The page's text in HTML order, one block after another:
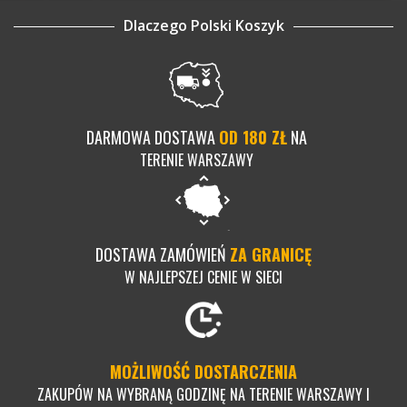
Dlaczego Polski Koszyk
DARMOWA DOSTAWAOD 180 ZŁNA
TERENIE WARSZAWY
DOSTAWA ZAMÓWIEŃ ZA GRANICĘ
W NAJLEPSZEJ CENIE W SIECI
MOŻLIWOŚĆ DOSTARCZENIA
ZAKUPÓW NA WYBRANĄ GODZINĘ NA TERENIE WARSZAWY I